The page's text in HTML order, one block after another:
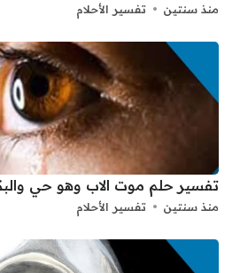
منذ سنتين تفسير الأحلام
تفسير حلم موت الاب وهو حي
منذ سنتين تفسير الأحلام